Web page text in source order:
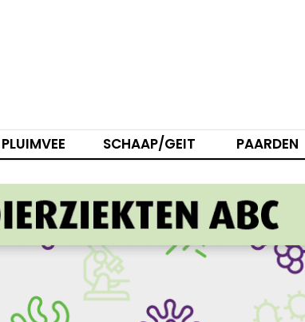
PLUIMVEE SCHAAP/GEIT PAARDEN